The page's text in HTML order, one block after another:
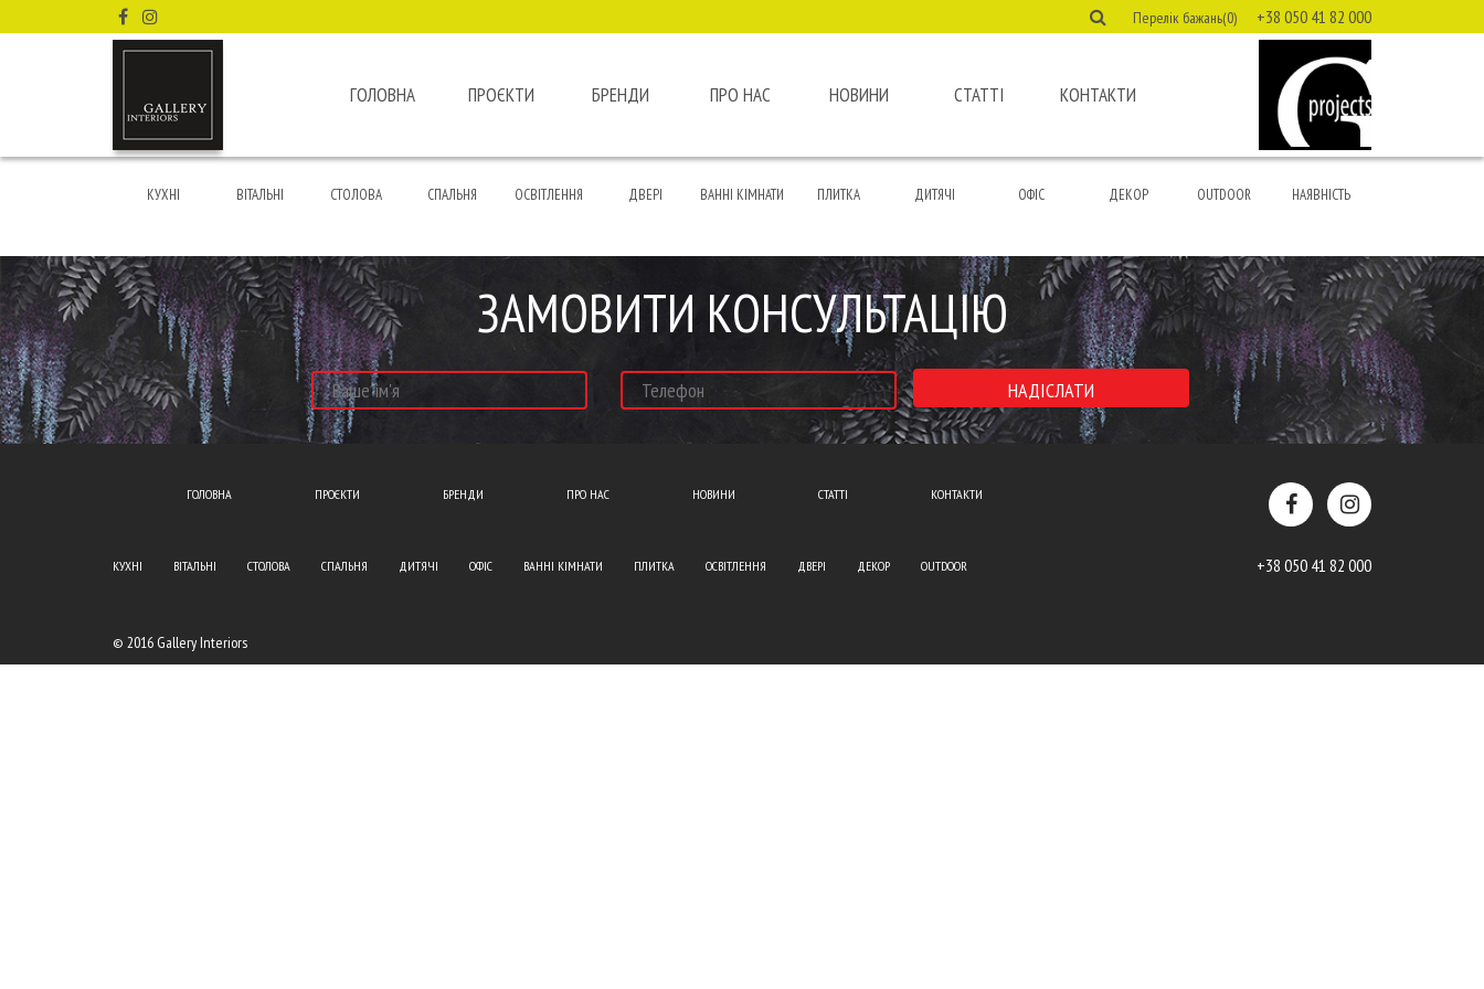
Перелік бажань(0) +38 050 41 82 000
ГОЛОВНА ПРОЄКТИ БРЕНДИ ПРО НАС НОВИНИ СТАТТІ КОНТАКТИ
КУХНІ ВІТАЛЬНІ СТОЛОВА СПАЛЬНЯ ОСВІТЛЕННЯ ДВЕРІ ВАННІ КІМНАТИ ПЛИТКА ДИТЯЧІ ОФІС ДЕКОР OUTDOOR НАЯВНІСТЬ
ЗАМОВИТИ КОНСУЛЬТАЦІЮ
ГОЛОВНА ПРОЄКТИ БРЕНДИ ПРО НАС НОВИНИ СТАТТІ КОНТАКТИ
КУХНІ ВІТАЛЬНІ СТОЛОВА СПАЛЬНЯ ДИТЯЧІ ОФІС ВАННІ КІМНАТИ ПЛИТКА ОСВІТЛЕННЯ ДВЕРІ ДЕКОР OUTDOOR +38 050 41 82 000
© 2016 Gallery Interiors